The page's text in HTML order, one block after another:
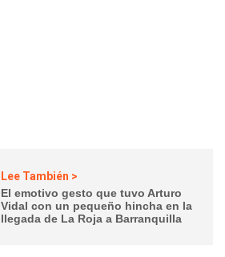
Lee También >
El emotivo gesto que tuvo Arturo
Vidal con un pequeño hincha en la
llegada de La Roja a Barranquilla